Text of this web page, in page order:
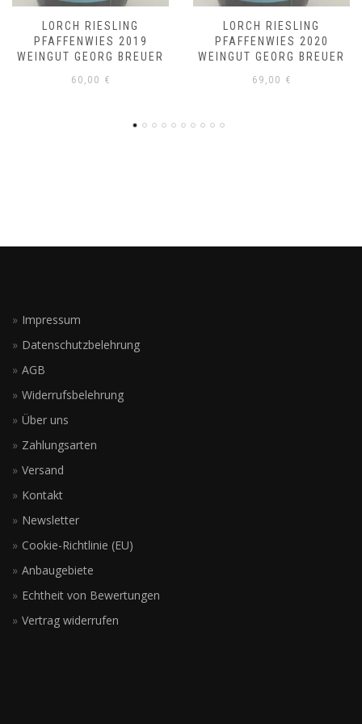
2019
BREUER
LORCH RIESLING
PFAFFENWIES 2020
WEINGUT GEORG BREUER
LORCH
WEINGUT
Impressum
Datenschutzbelehrung
AGB
Widerrufsbelehrung
Über uns
Zahlungsarten
Versand
Kontakt
Newsletter
Cookie-Richtlinie (EU)
Anbaugebiete
Echtheit von Bewertungen
Vertrag widerrufen